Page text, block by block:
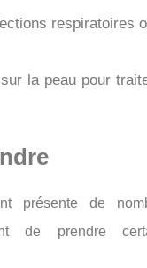
respiratoires
la peau pour
présente de
de prendre